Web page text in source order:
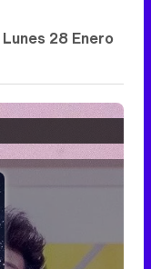
Lunes 28 Enero